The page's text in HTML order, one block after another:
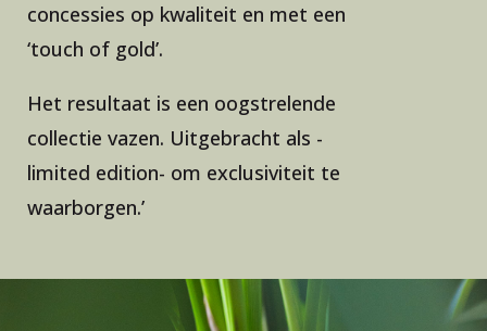
concessies op kwaliteit en met een
‘touch of gold’.
Het resultaat is een oogstrelende
collectie vazen. Uitgebracht als -
limited edition- om exclusiviteit te
waarborgen.’